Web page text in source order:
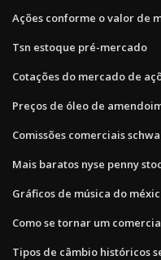
Ações conforme o valor de
Tsn estoque pré-mercado
Cotações do mercado de
Preços de óleo de
Comissões comerciais
Mais baratos nyse penny
Gráficos de música do
Como se tornar um
Tipos de câmbio históricos